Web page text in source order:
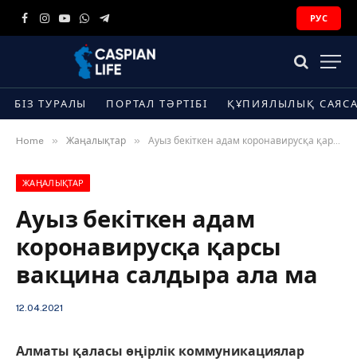
Facebook
Instagram
YouTube
WhatsApp
Telegram
РУС
БІЗ ТУРАЛЫ ПОРТАЛ ТӘРТІБІ ҚҰПИЯЛЫЛЫҚ
Home » Жаңалықтар » Ауыз бекіткен адам коронавирусқа қарсы вакцина салдыра ала ма
ЖАҢАЛЫҚТАР
Ауыз бекіткен адам
коронавирусқа қарсы
вакцина салдыра ала ма
12.04.2021
Алматы қаласы өңірлік коммуникациялар